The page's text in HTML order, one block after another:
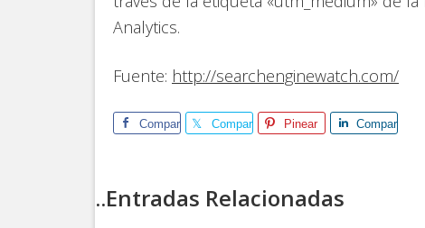
Analytics.
Fuente: http://searchenginewatch.com/
Comparte Comparte Pinear Comparte
..Entradas Relacionadas